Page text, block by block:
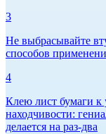
3
Не выбрасывайте
способов
4
Клею лист бумаги к
находчивости:
делается на раз-два